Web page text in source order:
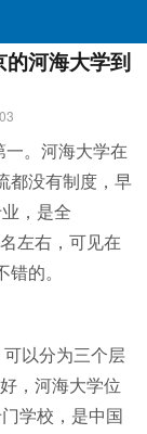
河海大学到
一。河海大学在
都没有制度，早
，是全
左右，可见在
的。
可以分为三个层
，河海大学位
学校，是中国